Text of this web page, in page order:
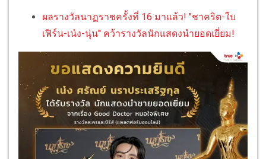
ผลรางวัลนาฏราชครั้งที่ 16 มาแล้ว! "ชาคริต-ใบ
เฟิร์น-เน๋ง-นุ่น" คว้ารางวัลนักแสดงนำยอดเยี่ยม!